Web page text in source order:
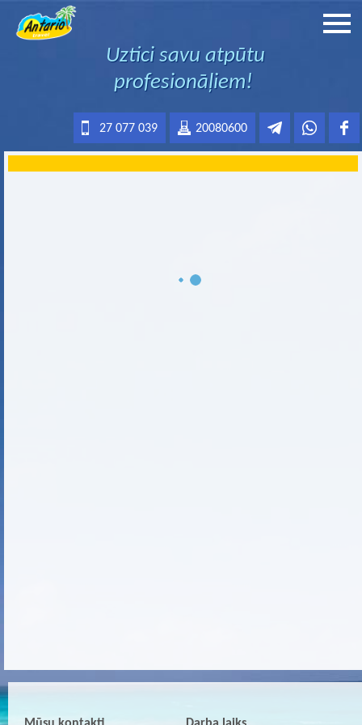
Uztici savu atpūtu
profesionāļiem!
20080600
27 077 039